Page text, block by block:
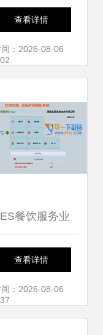
人员，有效设置
岗位
查看详情
：2026-08-06
餐饮服务业
管理软件 v1.5
版 免费下载与
查看详情
：2026-08-06